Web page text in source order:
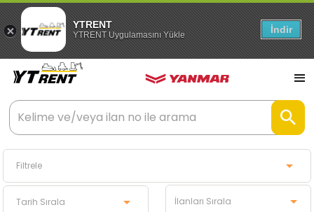
YTRENT
YTRENT Uygulamasını Yükle İndir